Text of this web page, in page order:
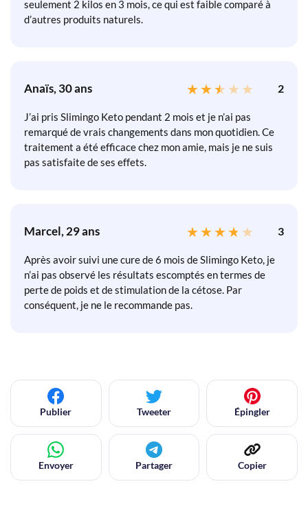
seulement 2 kilos en 3 mois, ce qui est faible comparé à
d’autres produits naturels.
Anaïs, 30 ans 2
J’ai pris Slimingo Keto pendant 2 mois et je n’ai pas
remarqué de vrais changements dans mon quotidien. Ce
traitement a été efficace chez mon amie, mais je ne suis
pas satisfaite de ses effets.
Marcel, 29 ans 3
Après avoir suivi une cure de 6 mois de Slimingo Keto, je
n’ai pas observé les résultats escomptés en termes de
perte de poids et de stimulation de la cétose. Par
conséquent, je ne le recommande pas.
Publier Tweeter Épingler
Envoyer Partager Copier